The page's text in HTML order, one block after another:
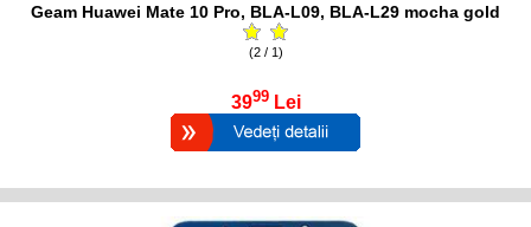
Geam Huawei Mate 10 Pro, BLA-L09, BLA-L29 mocha gold
(2 / 1)
3999 Lei